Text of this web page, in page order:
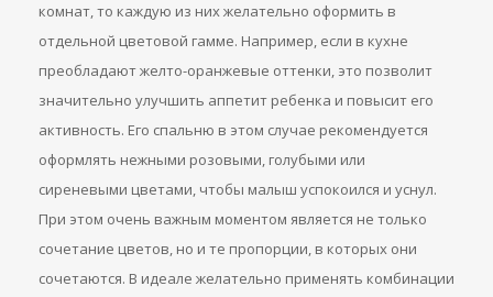
комнат, то каждую из них желательно оформить в
отдельной цветовой гамме. Например, если в кухне
преобладают желто-оранжевые оттенки, это позволит
значительно улучшить аппетит ребенка и повысит его
активность. Его спальню в этом случае рекомендуется
оформлять нежными розовыми, голубыми или
сиреневыми цветами, чтобы малыш успокоился и уснул.
При этом очень важным моментом является не только
сочетание цветов, но и те пропорции, в которых они
сочетаются. В идеале желательно применять комбинации